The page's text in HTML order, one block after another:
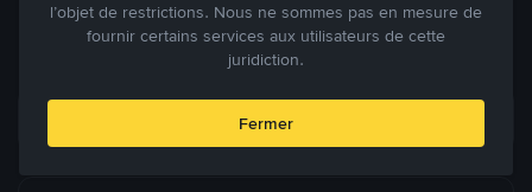
Principaux modes de paiement
l’objet de restrictions. Nous ne sommes pas en mesure de
fournir certains services aux utilisateurs de cette
juridiction.
Fermer